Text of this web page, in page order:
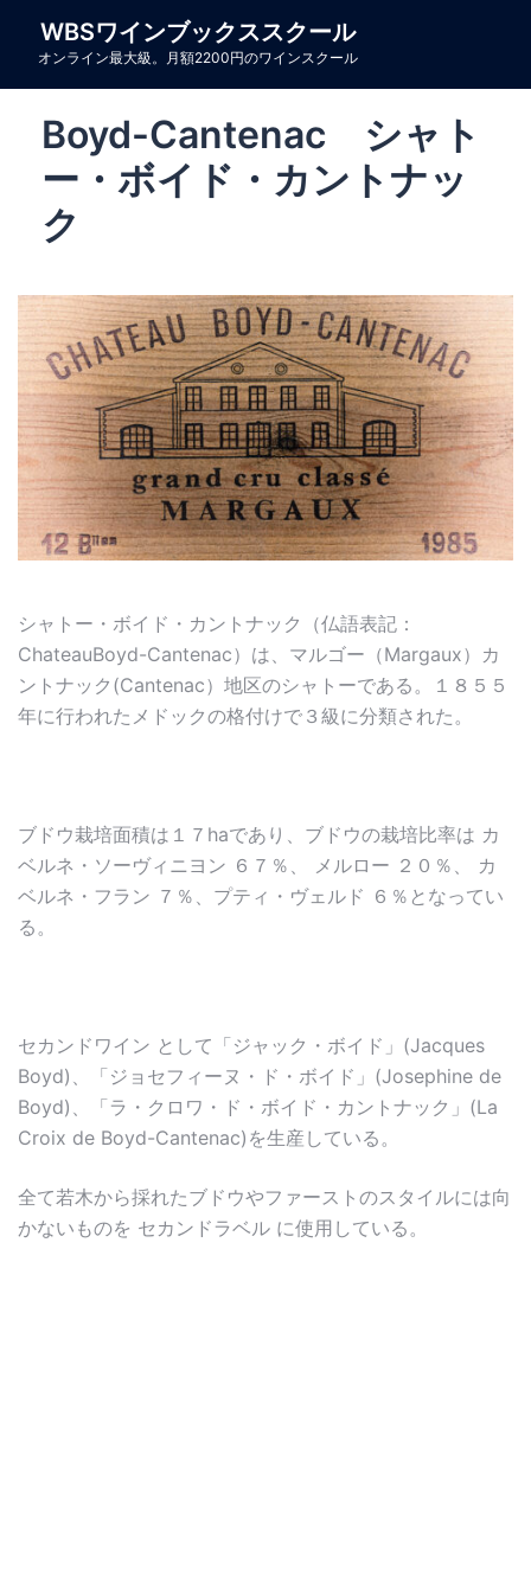
WBSワインブックススクール
オンライン最大級。月額2200円のワインスクール
Boyd-Cantenac シャト
ー・ボイド・カントナッ
ク
シャトー・ボイド・カントナック（仏語表記：
ChateauBoyd-Cantenac）は、マルゴー（Margaux）カ
ントナック(Cantenac）地区のシャトーである。１８５５
年に行われたメドックの格付けで３級に分類された。
ブドウ栽培面積は１７haであり、ブドウの栽培比率は カ
ベルネ・ソーヴィニヨン ６７％、 メルロー ２０％、 カ
ベルネ・フラン ７％、プティ・ヴェルド ６％となってい
る。
セカンドワイン として「ジャック・ボイド」(Jacques
Boyd)、「ジョセフィーヌ・ド・ボイド」(Josephine de
Boyd)、「ラ・クロワ・ド・ボイド・カントナック」(La
Croix de Boyd-Cantenac)を生産している。
全て若木から採れたブドウやファーストのスタイルには向
かないものを セカンドラベル に使用している。